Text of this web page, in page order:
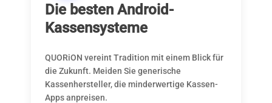
Die besten Android-
Kassensysteme
QUORiON vereint Tradition mit einem Blick für
die Zukunft. Meiden Sie generische
Kassenhersteller, die minderwertige Kassen-
Apps anpreisen.